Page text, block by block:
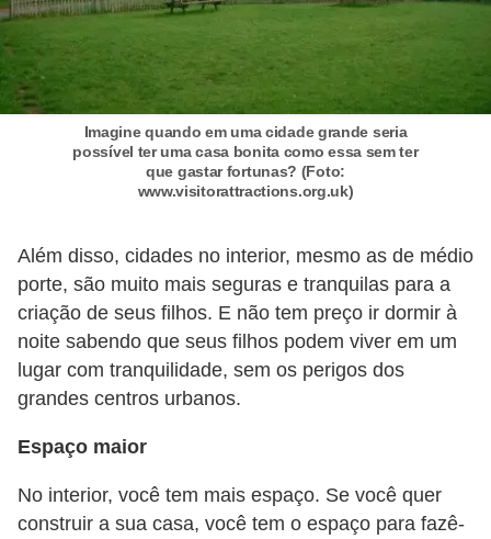
Imagine quando em uma cidade grande seria
possível ter uma casa bonita como essa sem ter
que gastar fortunas? (Foto:
www.visitorattractions.org.uk)
Além disso, cidades no interior, mesmo as de médio
porte, são muito mais seguras e tranquilas para a
criação de seus filhos. E não tem preço ir dormir à
noite sabendo que seus filhos podem viver em um
lugar com tranquilidade, sem os perigos dos
grandes centros urbanos.
Espaço maior
No interior, você tem mais espaço. Se você quer
construir a sua casa, você tem o espaço para fazê-
r
h
i
s
a
M
T
E